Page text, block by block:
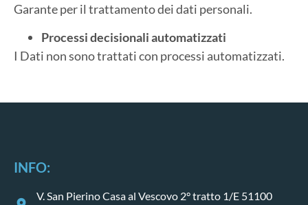
Garante per il trattamento dei dati personali.
Processi decisionali automatizzati
I Dati non sono trattati con processi automatizzati.
INFO:
V. San Pierino Casa al Vescovo 2° tratto 1/E 51100